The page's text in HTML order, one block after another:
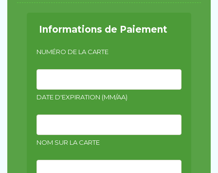
Informations de Paiement
NUMÉRO DE LA CARTE
DATE D'EXPIRATION (MM/AA)
NOM SUR LA CARTE